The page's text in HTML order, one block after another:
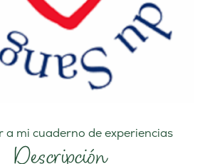
Descripción
a mi cuaderno de experiencias